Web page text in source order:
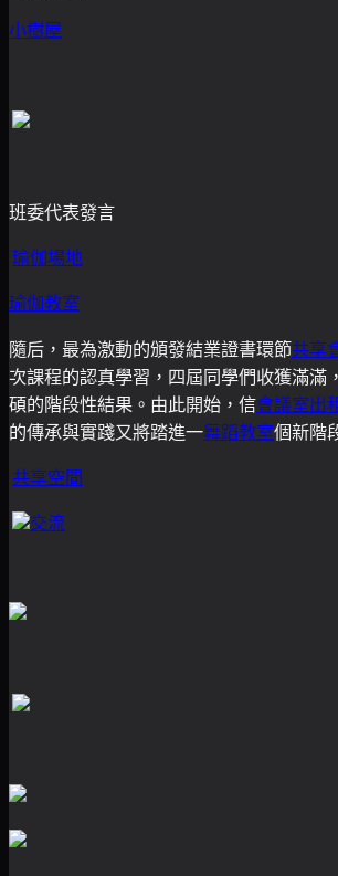
小樹屋
班委代表發言
瑜伽場地
瑜伽教室
隨后，最為激動的頒發結業證書環節共享
次課程的認真學習，四屆同學們收獲滿滿
碩的階段性結果。由此開始，信會議室出
的傳承與實踐又將踏進一舞蹈教室個新階
共享空間
交流